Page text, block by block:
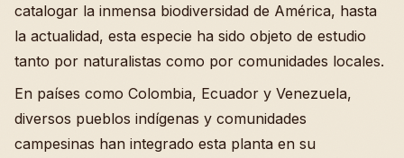
catalogar la inmensa biodiversidad de América, hasta
la actualidad, esta especie ha sido objeto de estudio
tanto por naturalistas como por comunidades locales.
En países como Colombia, Ecuador y Venezuela,
diversos pueblos indígenas y comunidades
campesinas han integrado esta planta en su